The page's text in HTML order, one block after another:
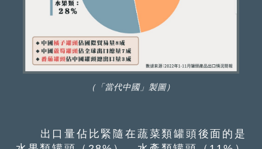
（「當代中國」製圖）
出口量佔比緊隨在蔬菜類罐頭後面的是